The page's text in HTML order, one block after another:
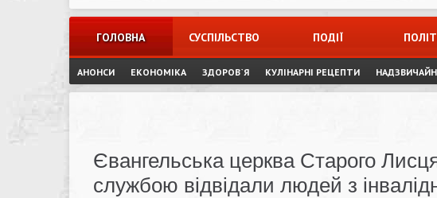
ГОЛОВНА СУСПІЛЬСТВО ПОДІЇ
АНОНСИ ЕКОНОМІКА ЗДОРОВ`Я КУЛІНАРНІ РЕЦЕПТИ
Євангельська церква Старого
службою відвідали людей з